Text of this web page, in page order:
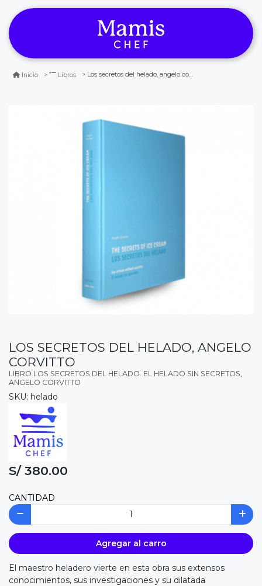
Inicio Libros Los secretos del helado, angelo corvitto
LOS SECRETOS DEL HELADO, ANGELO
CORVITTO
LIBRO LOS SECRETOS DEL HELADO. EL HELADO SIN SECRETOS,
ANGELO CORVITTO
SKU: helado
S/ 380.00
CANTIDAD
Agregar al carro
El maestro heladero vierte en esta obra sus extensos
conocimientos, sus investigaciones y su dilatada